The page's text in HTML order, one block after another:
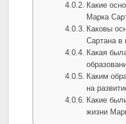
Какие
Марка
Каковы
Сартана в
Какая
Каким
на
Какие
жизни